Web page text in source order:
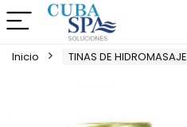
Inicio TINAS DE HIDROMASAJE